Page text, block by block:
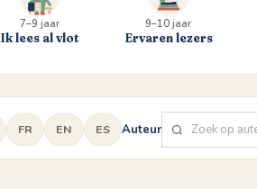
7–9 jaar
Ik lees al vlot
9–10 jaar
Ervaren lezers
FR EN ES Auteur